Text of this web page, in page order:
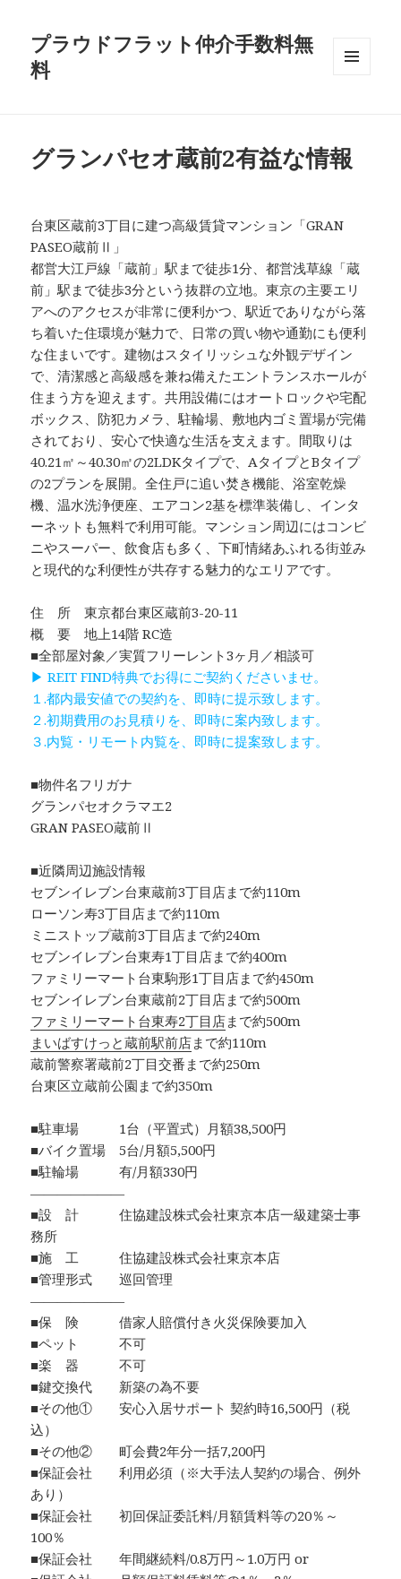
プラウドフラット仲介手数料無
料
グランパセオ蔵前2有益な情報
台東区蔵前3丁目に建つ高級賃貸マンション「GRAN
PASEO蔵前Ⅱ」
都営大江戸線「蔵前」駅まで徒歩1分、都営浅草線「蔵
前」駅まで徒歩3分という抜群の立地。東京の主要エリ
アへのアクセスが非常に便利かつ、駅近でありながら落
ち着いた住環境が魅力で、日常の買い物や通勤にも便利
な住まいです。建物はスタイリッシュな外観デザイン
で、清潔感と高級感を兼ね備えたエントランスホールが
住まう方を迎えます。共用設備にはオートロックや宅配
ボックス、防犯カメラ、駐輪場、敷地内ゴミ置場が完備
されており、安心で快適な生活を支えます。間取りは
40.21㎡～40.30㎡の2LDKタイプで、AタイプとBタイプ
の2プランを展開。全住戸に追い焚き機能、浴室乾燥
機、温水洗浄便座、エアコン2基を標準装備し、インタ
ーネットも無料で利用可能。マンション周辺にはコンビ
ニやスーパー、飲食店も多く、下町情緒あふれる街並み
と現代的な利便性が共存する魅力的なエリアです。
住 所 東京都台東区蔵前3-20-11
概 要 地上14階 RC造
■全部屋対象／実質フリーレント3ヶ月／相談可
▶ REIT FIND特典でお得にご契約くださいませ。
１.都内最安値での契約を、即時に提示致します。
２.初期費用のお見積りを、即時に案内致します。
３.内覧・リモート内覧を、即時に提案致します。
■物件名フリガナ
グランパセオクラマエ2
GRAN PASEO蔵前Ⅱ
■近隣周辺施設情報
セブンイレブン台東蔵前3丁目店まで約110m
ローソン寿3丁目店まで約110m
ミニストップ蔵前3丁目店まで約240m
セブンイレブン台東寿1丁目店まで約400m
ファミリーマート台東駒形1丁目店まで約450m
セブンイレブン台東蔵前2丁目店まで約500m
ファミリーマート台東寿2丁目店まで約500m
まいばすけっと蔵前駅前店まで約110m
蔵前警察署蔵前2丁目交番まで約250m
台東区立蔵前公園まで約350m
■駐車場 1台（平置式）月額38,500円
■バイク置場 5台/月額5,500円
■駐輪場 有/月額330円
―――――――
■設 計 住協建設株式会社東京本店一級建築士事
務所
■施 工 住協建設株式会社東京本店
■管理形式 巡回管理
―――――――
■保 険 借家人賠償付き火災保険要加入
■ペット 不可
■楽 器 不可
■鍵交換代 新築の為不要
■その他① 安心入居サポート 契約時16,500円（税
込）
■その他② 町会費2年分一括7,200円
■保証会社 利用必須（※大手法人契約の場合、例外
あり）
■保証会社 初回保証委託料/月額賃料等の20％～
100％
■保証会社 年間継続料/0.8万円～1.0万円 or